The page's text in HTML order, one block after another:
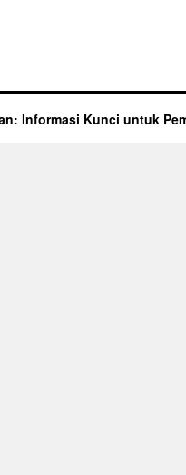
Informasi Kunci untuk